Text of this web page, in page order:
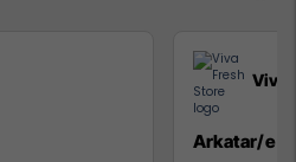
Viva
Arkatar/e